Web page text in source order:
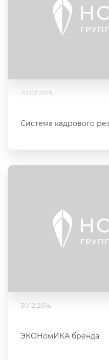
20.02.2015
Система кадрового
30.12.2014
ЭКОНомИКА бренда